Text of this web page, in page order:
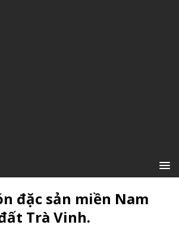
đặc sản miền Nam
Trà Vinh.